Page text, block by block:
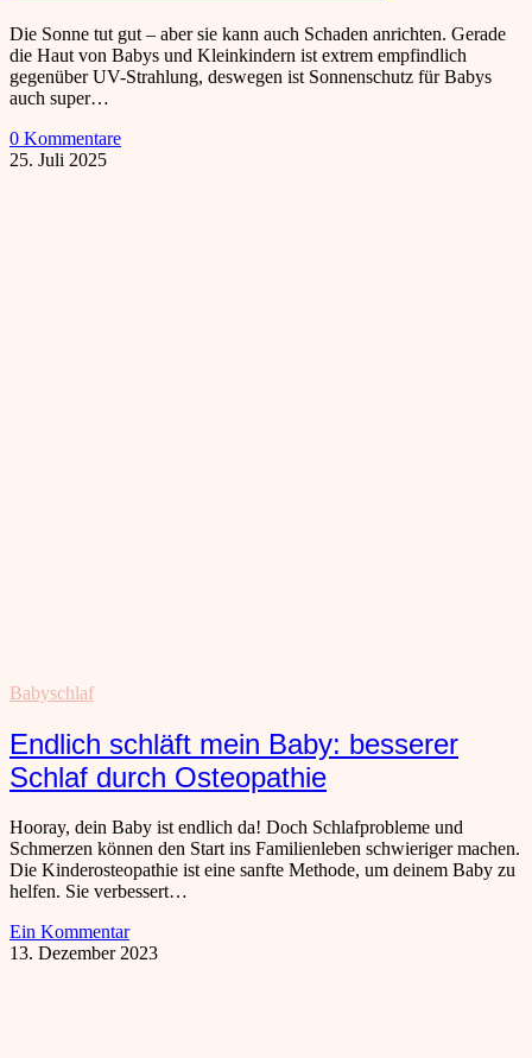
Die Sonne tut gut – aber sie kann auch Schaden anrichten. Gerade
die Haut von Babys und Kleinkindern ist extrem empfindlich
gegenüber UV-Strahlung, deswegen ist Sonnenschutz für Babys
auch super…
0 Kommentare
25. Juli 2025
Babyschlaf
Endlich schläft mein Baby: besserer
Schlaf durch Osteopathie
Hooray, dein Baby ist endlich da! Doch Schlafprobleme und
Schmerzen können den Start ins Familienleben schwieriger machen.
Die Kinderosteopathie ist eine sanfte Methode, um deinem Baby zu
helfen. Sie verbessert…
Ein Kommentar
13. Dezember 2023